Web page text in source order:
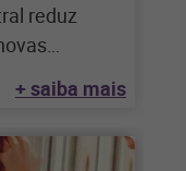
reduz
+ saiba mais